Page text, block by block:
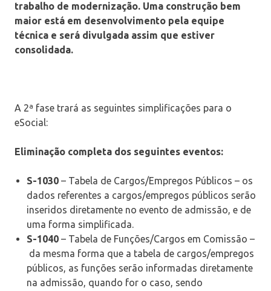
trabalho de modernização. Uma construção bem
maior está em desenvolvimento pela equipe
técnica e será divulgada assim que estiver
consolidada.
A 2ª fase trará as seguintes simplificações para o
eSocial:
Eliminação completa dos seguintes eventos:
S-1030 – Tabela de Cargos/Empregos Públicos – os
dados referentes a cargos/empregos públicos serão
inseridos diretamente no evento de admissão, e de
uma forma simplificada.
S-1040 – Tabela de Funções/Cargos em Comissão –
da mesma forma que a tabela de cargos/empregos
públicos, as funções serão informadas diretamente
na admissão, quando for o caso, sendo